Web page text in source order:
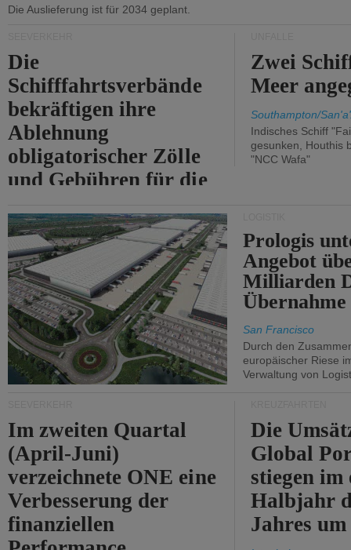
Die Auslieferung ist für 2034 geplant.
Die
Schifffahrtsverbände
bekräftigen ihre
Ablehnung
obligatorischer Zölle
und Gebühren für die
von Hormuz.
Zwei
Meer
Southampton/
Indisches Schiff
gesunken, Houthis
"NCC Wafa"
Prologis
Angebot
Milliarden
Übernahme
San Francisco
Durch den
europäischer Riese
Verwaltung von
Im zweiten Quartal
(April-Juni)
verzeichnete ONE eine
Verbesserung der
finanziellen
Die
Global
stiegen im
Halbjahr
Jahres